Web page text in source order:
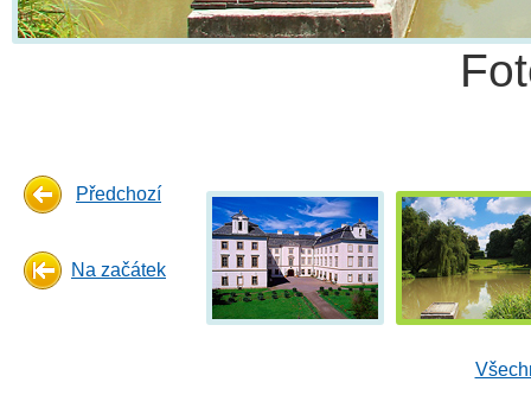
Předchozí
Na začátek